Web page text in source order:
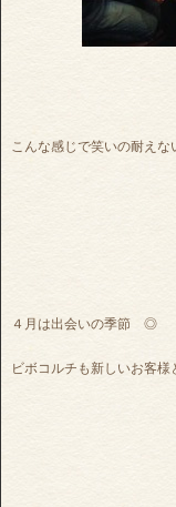
こんな感じで笑いの耐え
４月は出会いの季節 ◎
ビボコルチも新しいお客